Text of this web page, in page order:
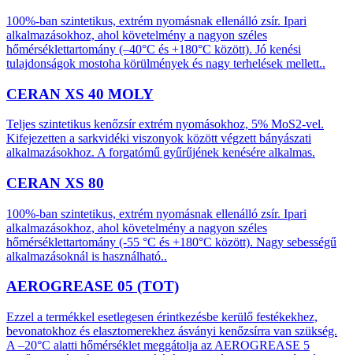
100%-ban szintetikus, extrém nyomásnak ellenálló zsír. Ipari
alkalmazásokhoz, ahol követelmény a nagyon széles
hőmérséklettartomány (–40°C és +180°C között). Jó kenési
tulajdonságok mostoha körülmények és nagy terhelések mellett..
CERAN XS 40 MOLY
Teljes szintetikus kenőzsír extrém nyomásokhoz, 5% MoS2-vel.
Kifejezetten a sarkvidéki viszonyok között végzett bányászati
alkalmazásokhoz. A forgatómű gyűrűjének kenésére alkalmas.
CERAN XS 80
100%-ban szintetikus, extrém nyomásnak ellenálló zsír. Ipari
alkalmazásokhoz, ahol követelmény a nagyon széles
hőmérséklettartomány (-55 °C és +180°C között). Nagy sebességű
alkalmazásoknál is használható..
AEROGREASE 05 (TOT)
Ezzel a termékkel esetlegesen érintkezésbe kerülő festékekhez,
bevonatokhoz és elasztomerekhez ásványi kenőzsírra van szükség.
A –20°C alatti hőmérséklet meggátolja az AEROGREASE 5